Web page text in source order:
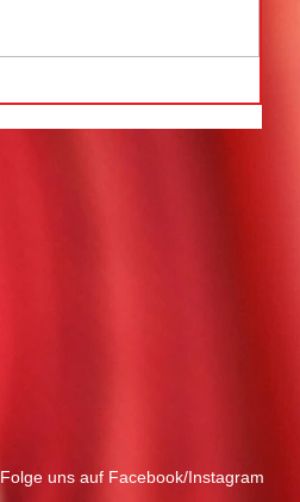
Folge uns auf Facebook/Instagram